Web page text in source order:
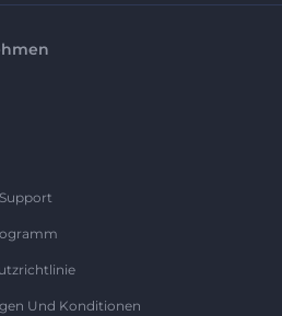
Und Konditionen